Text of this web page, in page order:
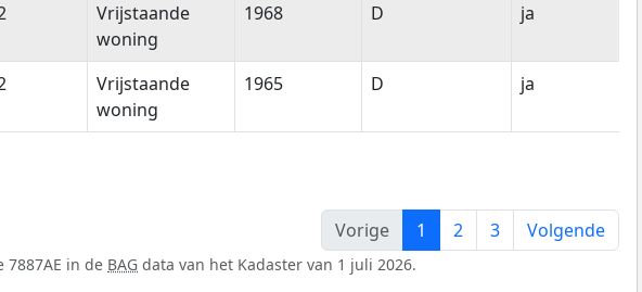
Vrijstaande
woning
1968 D ja
Vrijstaande
woning
1965 D ja
Vorige
1 2 3 Volgende
in de BAG data van het Kadaster van 1 juli 2026.